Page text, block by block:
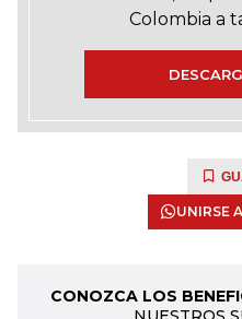
Colombia a
UNIRSE
CONOZCA LOS